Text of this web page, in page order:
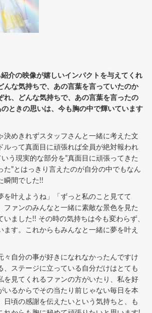
介の映像が嬉しいインパクトを与えてくれ
んな気持ちで、あの言葉を言っていたのか
れ、どんな気持ちで、あの言葉を言ったの
ときの思いは、今も胸の中で輝いています
めきれずスタッフさんと一緒に考えた文
ルって真面目に頑張れば全員が絶対報われ
う現実的な部分を"真面目に頑張ってきた
た"とはっきり言えたのが自分の中でもなん
瞬間でした!!
叶えようね」「ずっと私のこと見てて
ファンのみんなと一緒に素敵な景色を見た
いました!! その時の気持ちは今も変わらず、
ます。これからもみんなと一緒に夢を叶え
自分の事が好きになれなかったんですけ
、ステージに立っている自分だけはとても
を見てくれるファンの方がいたり、私を好
いるからでその当たり前じゃない毎日を本
日頃の感謝を伝えたいという気持ちと、も